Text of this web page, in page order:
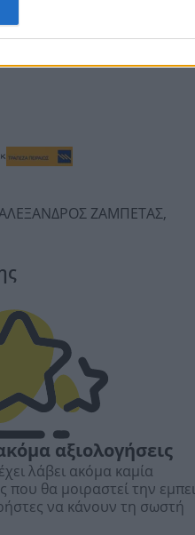
ΖΑΜΠΕΤΑΣ,
αξιολογήσεις
λάβει ακόμα καμία
που θα μοιραστεί την
να κάνουν τη σωστή